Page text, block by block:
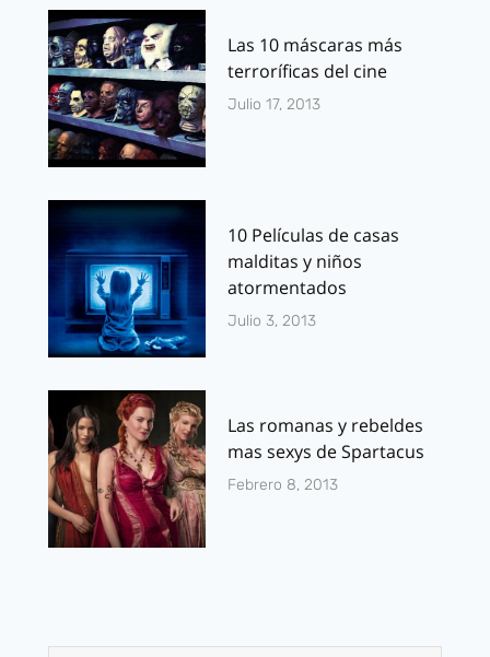
Las 10 máscaras más
terroríficas del cine
Julio 17, 2013
10 Películas de casas
malditas y niños
atormentados
Julio 3, 2013
Las romanas y rebeldes
mas sexys de Spartacus
Febrero 8, 2013